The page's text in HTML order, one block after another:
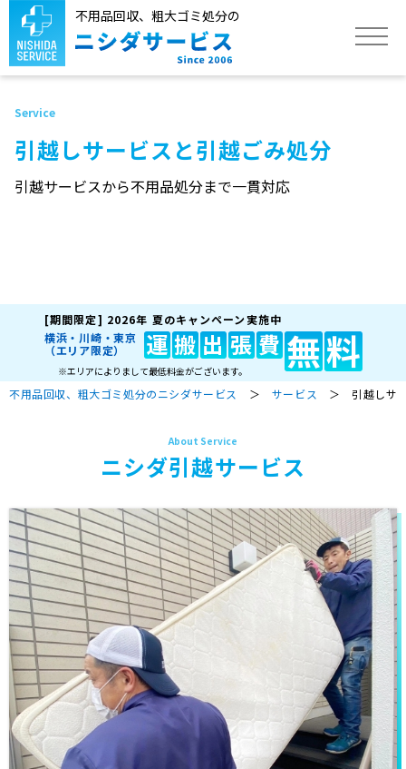
不用品回収、粗大ゴミ処分の
サービス
よくあるご質問
引越しサービスと引越ごみ処分
引越サービスから不用品処分まで一貫対応
[期間限定] 2026年 夏のキャンペーン実施中
横浜・川崎・東京
（エリア限定）
運 搬 出 張 費 無料
※エリアによりまして最低料金がございます。
不用品回収、粗大ゴミ処分のニシダサービス ＞ サービス ＞ 引越しサー
ニシダ引越サービス